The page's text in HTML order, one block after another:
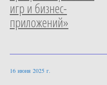
игр и бизнес-
приложений»
16 июня 2025 г.